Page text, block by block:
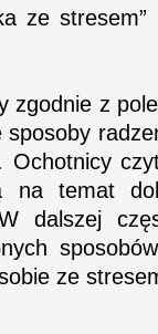
ze
zgodnie z
Ochotnicy
na temat
dalszej
ze